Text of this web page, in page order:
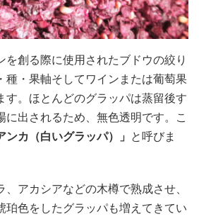
を創る際に使用されたブドウの絞り
種・果軸そしてワインまたは葡萄果
す。ほとんどのグラッパは蒸留後す
に出されるため、無色透明です。こ
ンカ（白いグラッパ）」 と呼びま
アカシアなどの木樽で熟成させ、
珀色をしたグラッパも増えてきてい